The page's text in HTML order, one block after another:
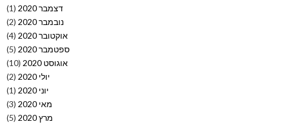
דצמבר 2020
(1)
נובמבר 2020
(2)
אוקטובר 2020
(4)
ספטמבר 2020
(5)
אוגוסט 2020
(10)
יולי 2020
(2)
יוני 2020
(1)
מאי 2020
(3)
מרץ 2020
(5)